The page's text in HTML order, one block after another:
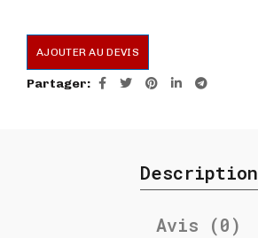
AJOUTER AU DEVIS
Partager
Description
Avis (0)